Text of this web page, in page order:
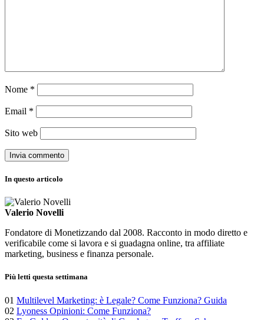
Nome *
Email *
Sito web
In questo articolo
Valerio Novelli
Fondatore di Monetizzando dal 2008. Racconto in modo diretto e
verificabile come si lavora e si guadagna online, tra affiliate
marketing, business e finanza personale.
Più letti questa settimana
01 Multilevel Marketing: è Legale? Come Funziona? Guida
02 Lyoness Opinioni: Come Funziona?